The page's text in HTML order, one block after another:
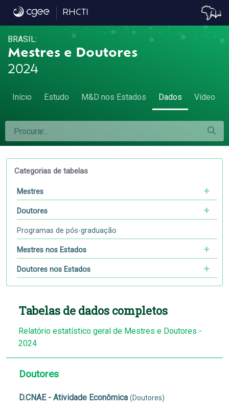
Dados RHCTI
BRASIL:
Mestres e Doutores
2024
Início Estudo M&D nos Estados Dados Vídeo
Categorias de tabelas
Mestres
Doutores
Programas de pós-graduação
Mestres nos Estados
Doutores nos Estados
Tabelas de dados completos
Relatório estatístico geral de Mestres e Doutores -
2024
Doutores
D.CNAE - Atividade Econômica (Doutores)